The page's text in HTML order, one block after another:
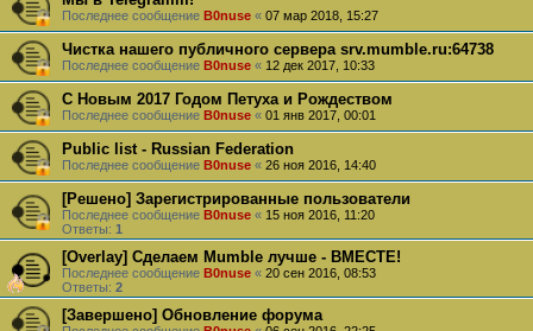
Последнее сообщение B0nuse « 07 мар 2018, 15:27
Чистка нашего публичного сервера srv.mumble.ru:64738
Последнее сообщение B0nuse « 12 дек 2017, 10:33
С Новым 2017 Годом Петуха и Рождеством
Последнее сообщение B0nuse « 01 янв 2017, 00:01
Public list - Russian Federation
Последнее сообщение B0nuse « 26 ноя 2016, 14:40
[Решено] Зарегистрированные пользователи
Последнее сообщение B0nuse « 15 ноя 2016, 11:20
Ответы: 1
[Overlay] Сделаем Mumble лучше - ВМЕСТЕ!
Последнее сообщение B0nuse « 20 сен 2016, 08:53
Ответы: 2
[Завершено] Обновление форума